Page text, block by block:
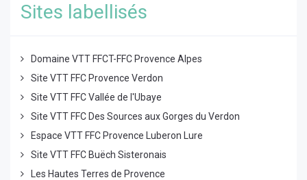
Sites labellisés
Domaine VTT FFCT-FFC Provence Alpes
Site VTT FFC Provence Verdon
Site VTT FFC Vallée de l'Ubaye
Site VTT FFC Des Sources aux Gorges du Verdon
Espace VTT FFC Provence Luberon Lure
Site VTT FFC Buëch Sisteronais
Les Hautes Terres de Provence